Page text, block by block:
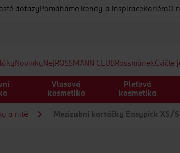
dotazy Pomáháme Trendy a inspirace Kariéra O
Novinky Nej ROSSMANN CLUBRossmánekCvičte
Vlasová
kosmetika
Pleťová
kosmetika
a nitě Mezizubní kartáčky Easypick XS/S